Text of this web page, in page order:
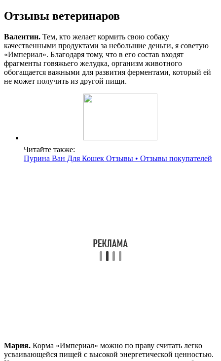
Отзывы ветеринаров
Валентин. Тем, кто желает кормить свою собаку
качественными продуктами за небольшие деньги, я советую
«Империал». Благодаря тому, что в его состав входят
фрагменты говяжьего желудка, организм животного
обогащается важными для развития ферментами, который ей
не может получить из другой пищи.
Читайте также:
Пурина Ван Для Кошек Отзывы • Отзывы покупателей
Мария. Корма «Империал» можно по праву считать легко
усваивающейся пищей с высокой энергетической ценностью.